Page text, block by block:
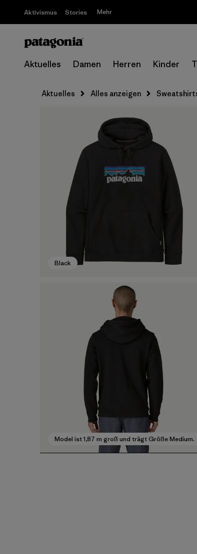
Aktivismus Stories Mehr
Aktuelles Damen Herren Kinder
Aktuelles Alles anzeigen
Black
Model ist 1,87 m groß und trägt Größe Medium.